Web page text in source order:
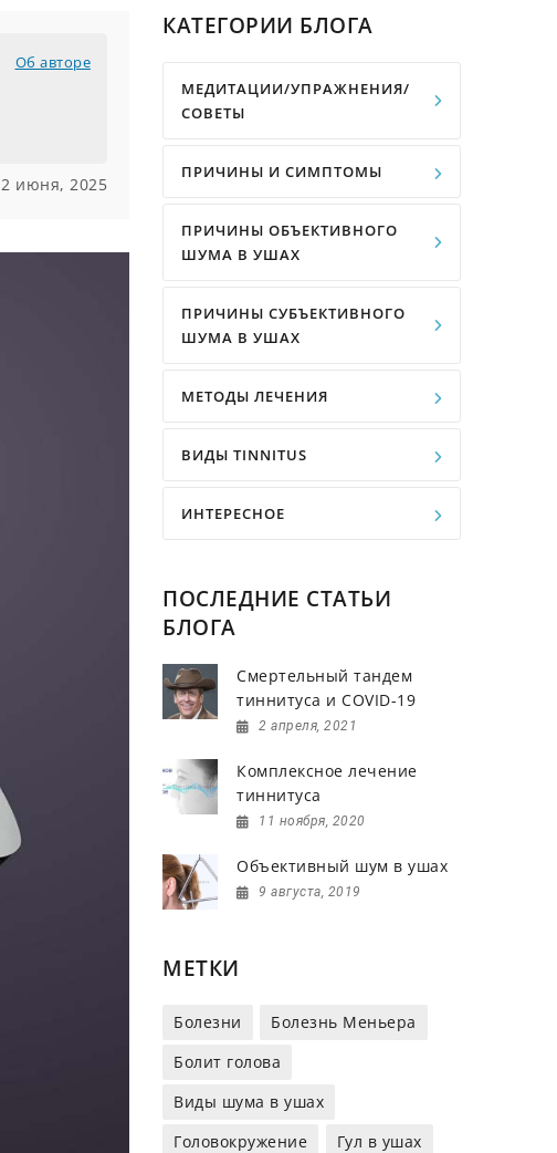
Об авторе
2 июня, 2025
КАТЕГОРИИ БЛОГА
МЕДИТАЦИИ/УПРАЖНЕНИЯ/
СОВЕТЫ
ПРИЧИНЫ И СИМПТОМЫ
ПРИЧИНЫ ОБЪЕКТИВНОГО
ШУМА В УШАХ
ПРИЧИНЫ СУБЪЕКТИВНОГО
ШУМА В УШАХ
МЕТОДЫ ЛЕЧЕНИЯ
ВИДЫ TINNITUS
ИНТЕРЕСНОЕ
ПОСЛЕДНИЕ СТАТЬИ
БЛОГА
Смертельный тандем
тиннитуса и COVID-19
2 апреля, 2021
Комплексное лечение
тиннитуса
11 ноября, 2020
Объективный шум в ушах
9 августа, 2019
МЕТКИ
Болезни
Болезнь Меньера
Болит голова
Виды шума в ушах
Головокружение
Гул в ушах